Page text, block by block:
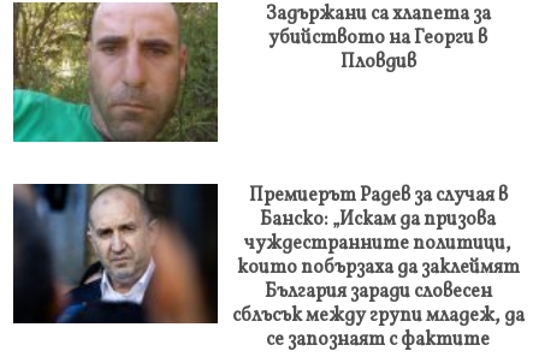
Задържани са хлапета за
убийството на Георги в
Пловдив
Премиерът Радев за случая в
Банско: „Искам да призова
чуждестранните политици,
които побързаха да заклеймят
България заради словесен
сблъсък между групи младеж, да
се запознаят с фактите